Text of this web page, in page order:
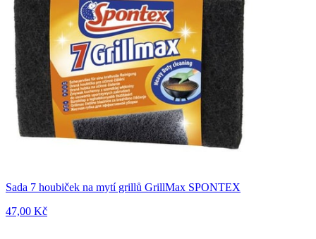
Sada 7 houbiček na mytí grillů GrillMax SPONTEX
47,00 Kč